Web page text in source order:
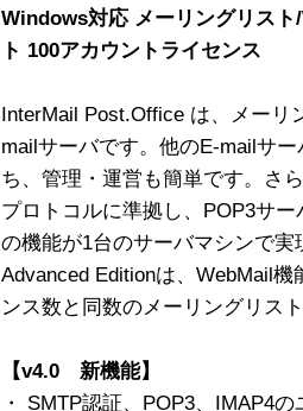
Windows対応 メーリングリス
ト 100アカウントライセンス
InterMail Post.Office は、メーリ
mailサーバです。他のE-mailサ
ち、管理・運営も簡単です。さ
プロトコルに準拠し、POP3サ
の機能が1台のサーバマシンで実
Advanced Editionは、WebMail
ンス数と同数のメーリングリス
【v4.0 新機能】
・ SMTP認証、POP3、IMAP4